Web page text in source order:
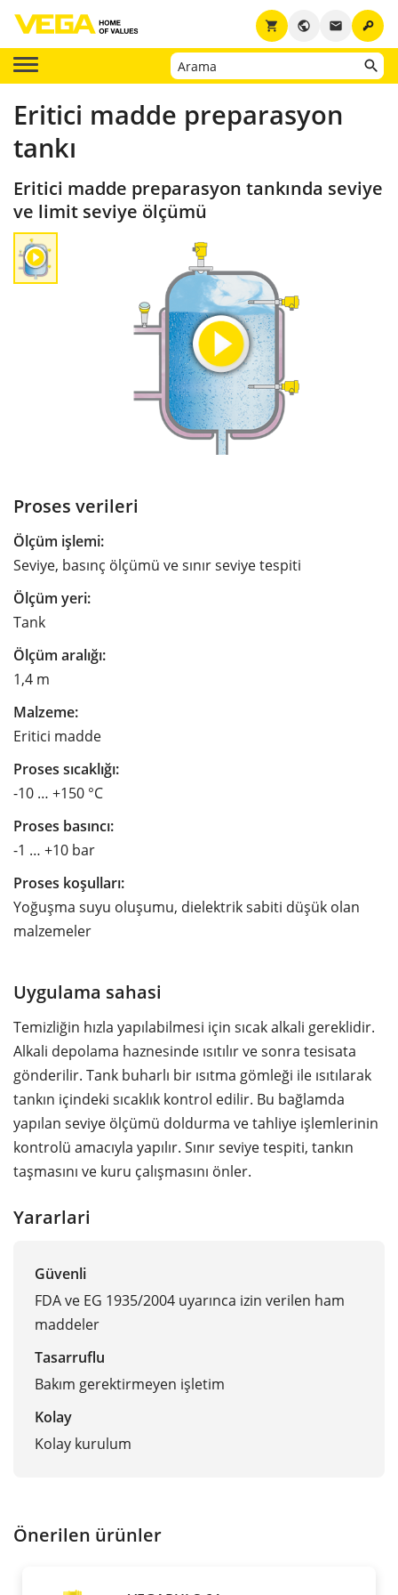
key
email
public
shopping_cart
Eritici madde preparasyon
tankı
Eritici madde preparasyon tankında seviye
ve limit seviye ölçümü
Proses verileri
Ölçüm işlemi:
Seviye, basınç ölçümü ve sınır seviye tespiti
Ölçüm yeri:
Tank
Ölçüm aralığı:
1,4 m
Malzeme:
Eritici madde
Proses sıcaklığı:
-10 … +150 °C
Proses basıncı:
-1 … +10 bar
Proses koşulları:
Yoğuşma suyu oluşumu, dielektrik sabiti düşük olan
malzemeler
Uygulama sahasi
Temizliğin hızla yapılabilmesi için sıcak alkali gereklidir.
Alkali depolama haznesinde ısıtılır ve sonra tesisata
gönderilir. Tank buharlı bir ısıtma gömleği ile ısıtılarak
tankın içindeki sıcaklık kontrol edilir. Bu bağlamda
yapılan seviye ölçümü doldurma ve tahliye işlemlerinin
kontrolü amacıyla yapılır. Sınır seviye tespiti, tankın
taşmasını ve kuru çalışmasını önler.
Yararlari
Güvenli
FDA ve EG 1935/2004 uyarınca izin verilen ham
maddeler
Tasarruflu
Bakım gerektirmeyen işletim
Kolay
Kolay kurulum
Önerilen ürünler